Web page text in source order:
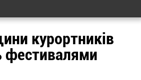
курортників